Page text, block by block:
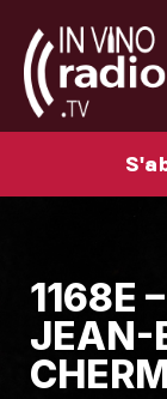
1168E
JEAN-